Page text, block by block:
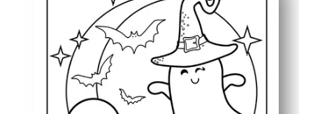
Flott for alle aldre - enkle former for små med plass for
Fungerer også som dekor - vis ferdig kunst, lag kort